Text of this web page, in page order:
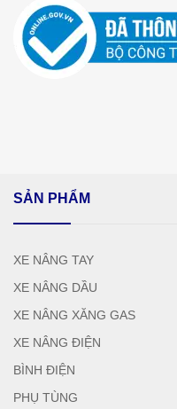
SẢN PHẨM
XE NÂNG TAY
XE NÂNG DẦU
XE NÂNG XĂNG GAS
XE NÂNG ĐIỆN
BÌNH ĐIỆN
PHỤ TÙNG